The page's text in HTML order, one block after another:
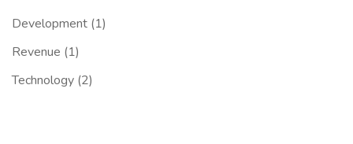
Development (1)
Revenue (1)
Technology (2)